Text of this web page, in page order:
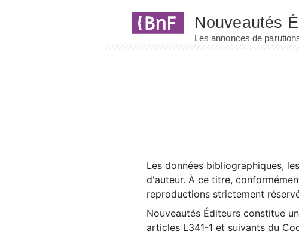
Les données bibliographiques,
d'auteur. À ce titre,
reproductions strictement
Nouveautés Éditeurs constitue
articles L341-1 et suivants du